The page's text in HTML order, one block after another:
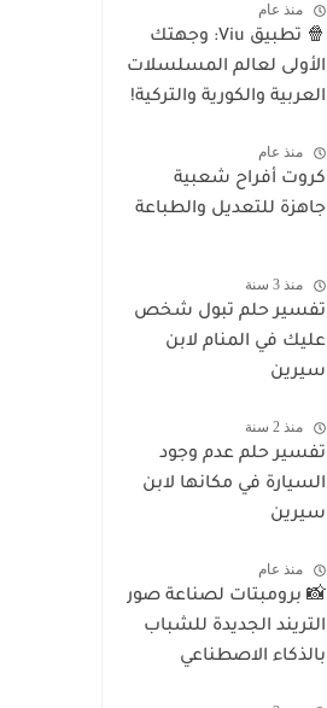
منذ عام
🍿 تطبيق Viu: وجهتك
الأولى لعالم المسلسلات
العربية والكورية والتركية!
منذ عام
كروت أفراح شعبية
جاهزة للتعديل والطباعة
منذ 3 سنة
تفسير حلم تبول شخص
عليك في المنام لابن
سيرين
منذ 2 سنة
تفسير حلم عدم وجود
السيارة في مكانها لابن
سيرين
منذ عام
📸 برومبتات لصناعة صور
التريند الجديدة للشباب
بالذكاء الاصطناعي